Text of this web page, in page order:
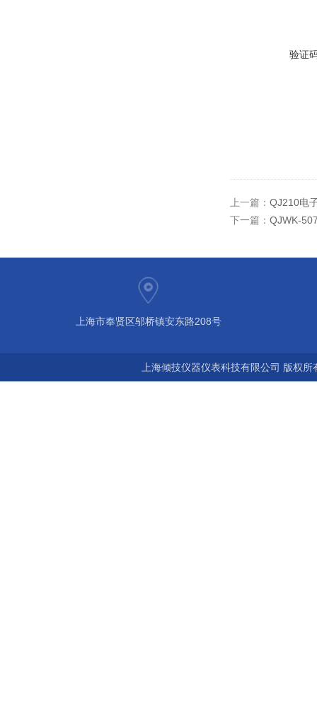
验证
上一篇： QJ210电
下一篇： QJWK-
上海市奉贤区邬桥镇安东路208号
上海倾技仪器仪表科技有限公司 版权